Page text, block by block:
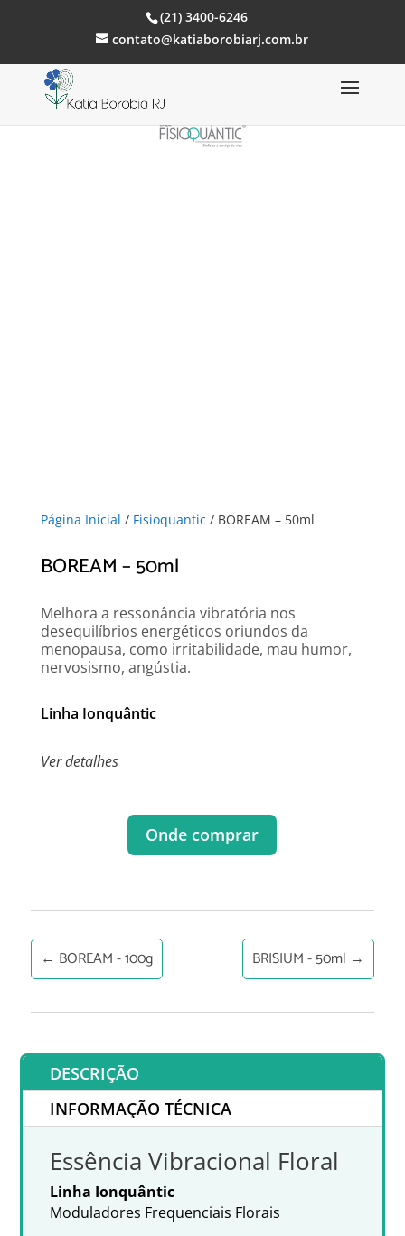
(21) 3400-6246
contato@katiaborobiarj.com.br
Página Inicial / Fisioquantic / BOREAM – 50ml
BOREAM – 50ml
Melhora a ressonância vibratória nos
desequilíbrios energéticos oriundos da
menopausa, como irritabilidade, mau humor,
nervosismo, angústia.
Linha Ionquântic
Ver detalhes
Onde comprar
← BOREAM - 100g BRISIUM - 50ml →
DESCRIÇÃO
INFORMAÇÃO TÉCNICA
Essência Vibracional Floral
Linha Ionquântic
Moduladores Frequenciais Florais